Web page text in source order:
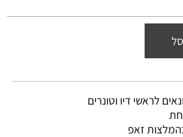
לראשי דיו וטונרים
זאפ